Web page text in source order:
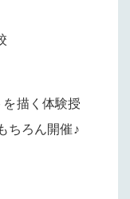
描く体験授
ちろん開催♪